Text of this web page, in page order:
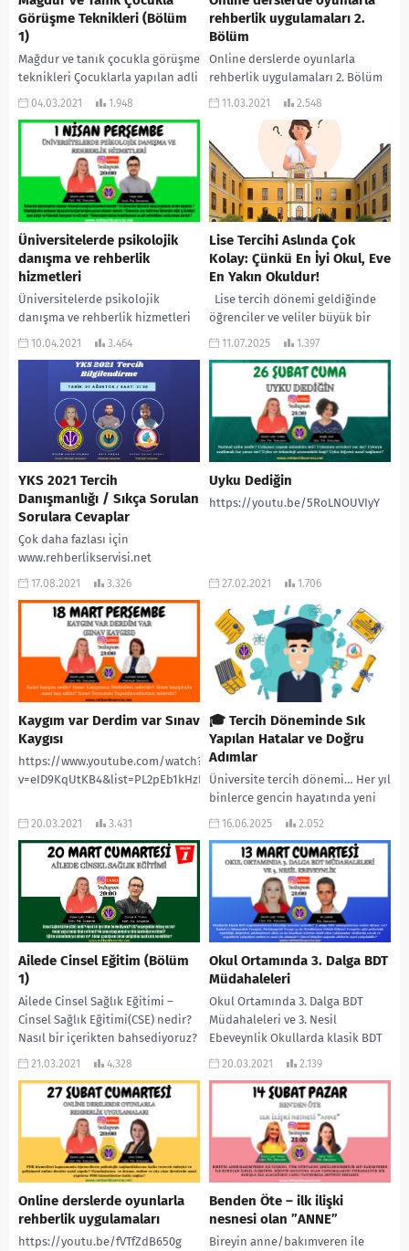
Görüşme Teknikleri (Bölüm
1)
Mağdur ve tanık çocukla görüşme
teknikleri Çocuklarla yapılan adli
görüşmelerde gerekli koşulların
tekniklerinin kullanılması önem
arz etmektedir....
04.03.2021 1.948
rehberlik uygulamaları 2.
Bölüm
Online derslerde oyunlarla
rehberlik uygulamaları 2. Bölüm
PDR hizmetleri kapsamında
sağlamlıklarına katkı verecek
önleyici ve gelişimsel online
dersler...
11.03.2021 2.548
Üniversitelerde psikolojik
danışma ve rehberlik
hizmetleri
Üniversitelerde psikolojik
danışma ve rehberlik hizmetleri
Üniversite öğrencilerine sunulan
nelerdir ? Bir üniversite öğrencisi
hangi konularda birime...
10.04.2021 3.464
Lise Tercihi Aslında Çok
Kolay: Çünkü En İyi Okul, Eve
En Yakın Okuldur!
Lise tercih dönemi geldiğinde
öğrenciler ve veliler büyük bir
kaygıya kapılır: Yüzdelik dilimler,
karmaşanın içinde...
11.07.2025 1.397
YKS 2021 Tercih
Danışmanlığı / Sıkça Sorulan
Sorulara Cevaplar
Çok daha fazlası için
www.rehberlikservisi.net
#rehberlikservisi #pdrakademi
#ösym #2021ykstayfa #ales
#2021tayfaçalışıyor #yks2021tayfa
#onlinerehberlik
#2022tayfadersçalışıyor
#2022tayfa...
17.08.2021 3.326
Uyku Dediğin
https://youtu.be/5RoLNOUVIyY
27.02.2021 1.706
Kaygım var Derdim var Sınav
Kaygısı
https://www.youtube.com/watch?
20.03.2021 3.431
🎓 Tercih Döneminde Sık
Yapılan Hatalar ve Doğru
Adımlar
Üniversite tercih dönemi… Her yıl
binlerce gencin hayatında yeni
bir sayfa açan, umutların,
kaygıların da yoğunlaştığı...
16.06.2025 2.052
Ailede Cinsel Eğitim (Bölüm
1)
Ailede Cinsel Sağlık Eğitimi –
Cinsel Sağlık Eğitimi(CSE) nedir?
Nasıl bir içerikten bahsediyoruz?
– CSE’ne gerçekten ihtiyaç var mı?
21.03.2021 4.328
Okul Ortamında 3. Dalga BDT
Müdahaleleri
Okul Ortamında 3. Dalga BDT
Müdahaleleri ve 3. Nesil
Ebeveynlik Okullarda klasik BDT
uygulamalarının tıkandığı
20.03.2021 2.139
Online derslerde oyunlarla
rehberlik uygulamaları
https://youtu.be/fVTfZdB650g
Benden Öte – ilk ilişki
nesnesi olan ”ANNE”
Bireyin anne/bakımveren ile